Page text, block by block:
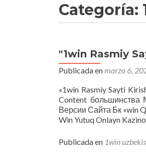
Categoría:
"1win Rasmiy
Publicada enmarzo 6,
«1win Rasmiy Sayti
Content большинства
Версии Сайта Бк «win
Win Yutuq Onlayn
Publicada en 1win